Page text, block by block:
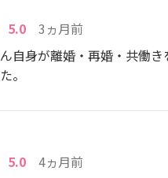
5.0
3ヵ月前
自身が離婚・再婚・共働
。
5.0
4ヵ月前